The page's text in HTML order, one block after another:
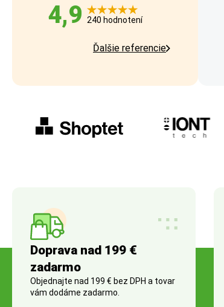
4,9 240 hodnotení
Ďalšie referencie
Doprava nad 199 €
zadarmo
Objednajte nad 199 € bez DPH a tovar
vám dodáme zadarmo.